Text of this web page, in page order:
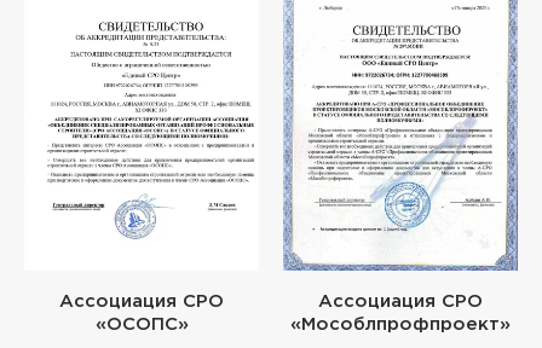
Ассоциация СРО
«ОСОПС»
Ассоциация СРО
«Мособлпрофпроект»